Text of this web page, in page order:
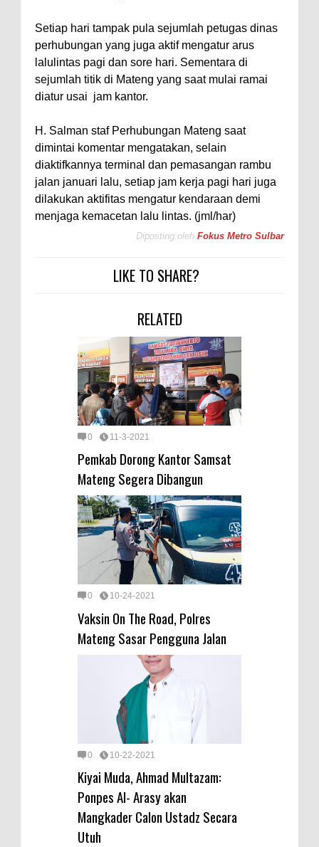
Setiap hari tampak pula sejumlah petugas dinas
perhubungan yang juga aktif mengatur arus
lalulintas pagi dan sore hari. Sementara di
sejumlah titik di Mateng yang saat mulai ramai
diatur usai jam kantor.
H. Salman staf Perhubungan Mateng saat
dimintai komentar mengatakan, selain
diaktifkannya terminal dan pemasangan rambu
jalan januari lalu, setiap jam kerja pagi hari juga
dilakukan aktifitas mengatur kendaraan demi
menjaga kemacetan lalu lintas. (jml/har)
Diposting oleh Fokus Metro Sulbar
LIKE TO SHARE?
RELATED
0 11-3-2021
Pemkab Dorong Kantor Samsat
Mateng Segera Dibangun
0 10-24-2021
Vaksin On The Road, Polres
Mateng Sasar Pengguna Jalan
0 10-22-2021
Kiyai Muda, Ahmad Multazam:
Ponpes Al- Arasy akan
Mangkader Calon Ustadz Secara
Utuh